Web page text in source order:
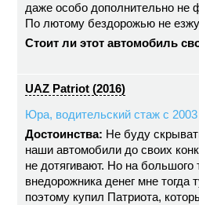
даже особо дополнительно не
По лютому бездорожью не
Стоит ли этот автомобиль
UAZ Patriot (2016)
Юра, водительский стаж с 2003
Достоинства: Не буду
наши автомобили до своих
не дотягивают. Но на большого
внедорожника денег мне тогда
поэтому купил Патриота,